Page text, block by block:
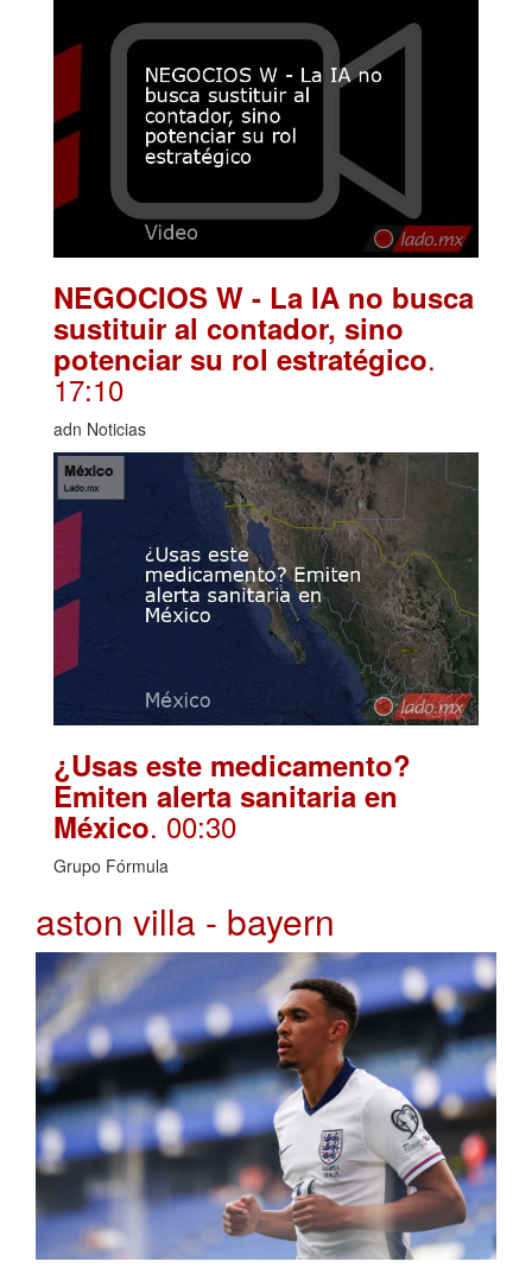
NEGOCIOS W - La IA no busca
sustituir al contador, sino
potenciar su rol estratégico.
17:10
adn Noticias
¿Usas este medicamento?
Emiten alerta sanitaria en
México. 00:30
Grupo Fórmula
aston villa - bayern